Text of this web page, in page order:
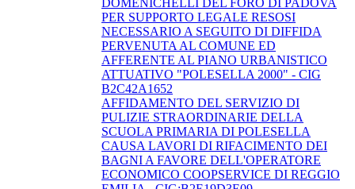
PER SUPPORTO LEGALE RESOSI
NECESSARIO A SEGUITO DI DIFFIDA
PERVENUTA AL COMUNE ED
AFFERENTE AL PIANO URBANISTICO
ATTUATIVO "POLESELLA 2000" - CIG
B2C42A1652
AFFIDAMENTO DEL SERVIZIO DI
PULIZIE STRAORDINARIE DELLA
SCUOLA PRIMARIA DI POLESELLA
CAUSA LAVORI DI RIFACIMENTO DEI
BAGNI A FAVORE DELL'OPERATORE
ECONOMICO COOPSERVICE DI REGGIO